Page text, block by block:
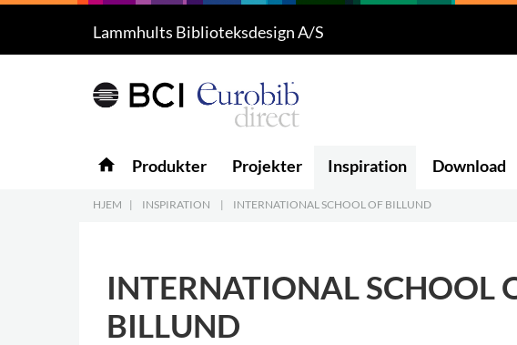
5
Produkter
Lammhults Biblioteksdesign A/S
home Produkter Projekter Inspiration Download
HJEM | INSPIRATION | INTERNATIONAL SCHOOL OF BILLUND
INTERNATIONAL SCHOOL
BILLUND